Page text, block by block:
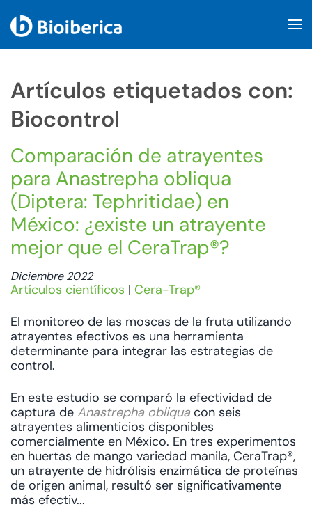
Artículos etiquetados con:
Biocontrol
Comparación de atrayentes
para Anastrepha obliqua
(Diptera: Tephritidae) en
México: ¿existe un atrayente
mejor que el CeraTrap®?
Diciembre 2022
Artículos científicos | Cera-Trap®
El monitoreo de las moscas de la fruta utilizando
atrayentes efectivos es una herramienta
determinante para integrar las estrategias de
control.
En este estudio se comparó la efectividad de
captura de Anastrepha obliquacon seis
atrayentes alimenticios disponibles
comercialmente en México. En tres experimentos
en huertas de mango variedad manila, CeraTrap®,
un atrayente de hidrólisis enzimática de proteínas
de origen animal, resultó ser significativamente
más efectiv...